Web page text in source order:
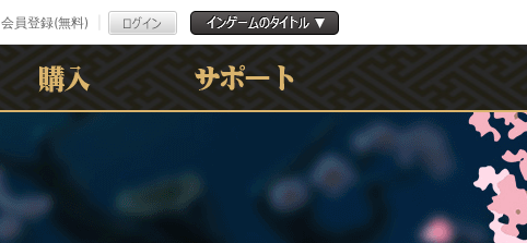
会員登録(無料)
利用規約